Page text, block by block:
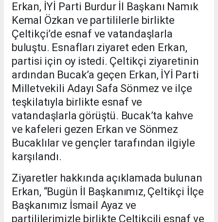
Erkan, İYİ Parti Burdur İl Başkanı Namık
Kemal Özkan ve partililerle birlikte
Çeltikçi’de esnaf ve vatandaşlarla
buluştu. Esnafları ziyaret eden Erkan,
partisi için oy istedi. Çeltikçi ziyaretinin
ardından Bucak’a geçen Erkan, İYİ Parti
Milletvekili Adayı Safa Sönmez ve ilçe
teşkilatıyla birlikte esnaf ve
vatandaşlarla görüştü. Bucak’ta kahve
ve kafeleri gezen Erkan ve Sönmez
Bucaklılar ve gençler tarafından ilgiyle
karşılandı.
Ziyaretler hakkında açıklamada bulunan
Erkan, “Bugün İl Başkanımız, Çeltikçi İlçe
Başkanımız İsmail Ayaz ve
partililerimizle birlikte Çeltikçili esnaf ve